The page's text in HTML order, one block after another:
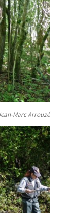
Marc Arrouzé